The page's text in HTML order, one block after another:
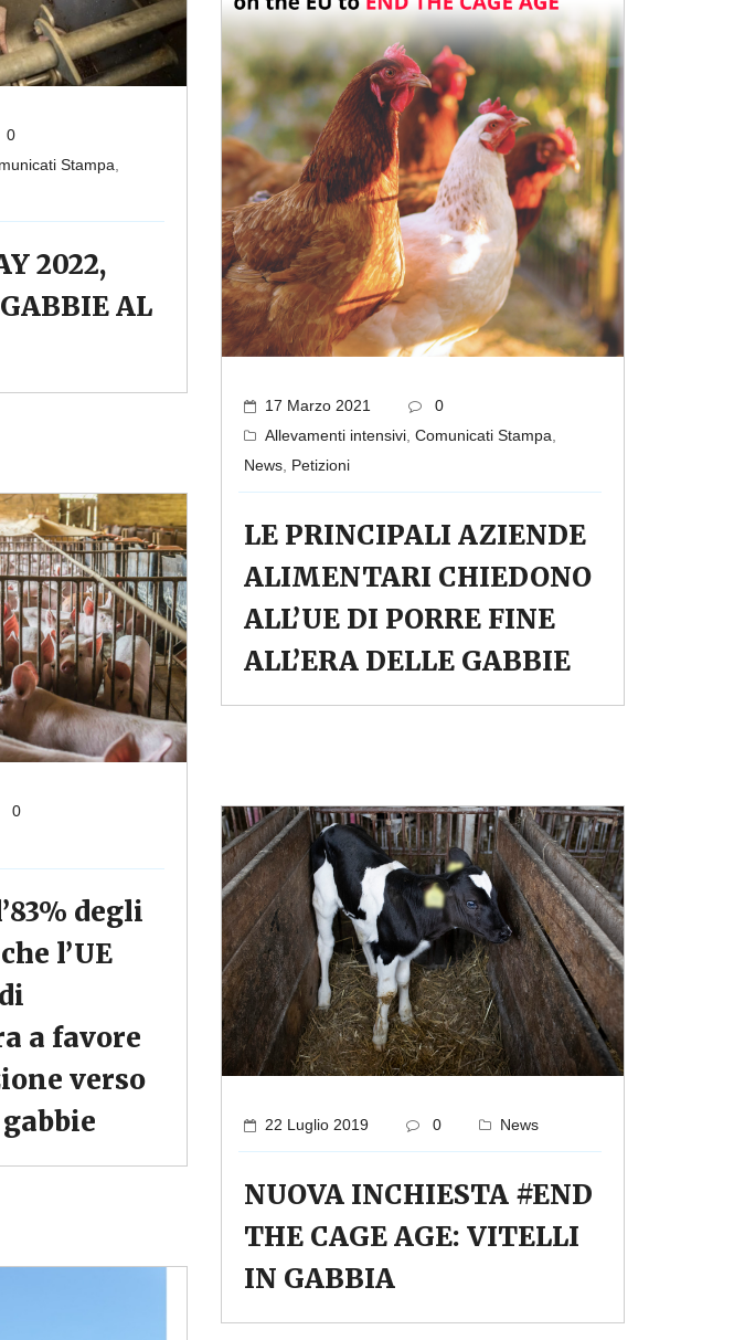
0
Stampa
2022,
AL
17 Marzo 2021
0
Allevamenti intensivi Comunicati Stampa
News Petizioni
LE PRINCIPALI AZIENDE
ALIMENTARI CHIEDONO
ALL’UE DI PORRE FINE
ALL’ERA DELLE GABBIE
0
degli
l’UE
a favore
verso
22 Luglio 2019 0 News
NUOVA INCHIESTA #END
THE CAGE AGE: VITELLI
IN GABBIA